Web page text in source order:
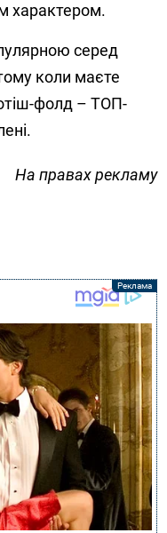
характером.
серед
коли маєте
фолд – ТОП-
На правах рекламу